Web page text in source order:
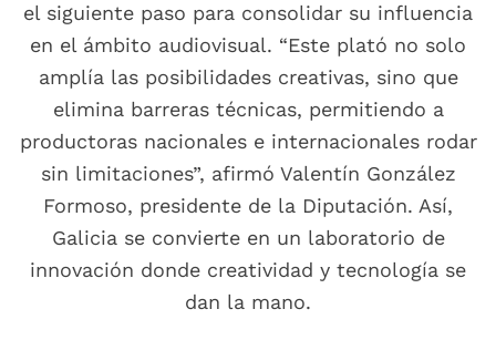
el siguiente paso para consolidar su influencia
en el ámbito audiovisual. “Este plató no solo
amplía las posibilidades creativas, sino que
elimina barreras técnicas, permitiendo a
productoras nacionales e internacionales rodar
sin limitaciones”, afirmó Valentín González
Formoso, presidente de la Diputación. Así,
Galicia se convierte en un laboratorio de
innovación donde creatividad y tecnología se
dan la mano.